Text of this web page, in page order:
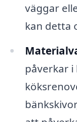
väggar
kan detta
påverkar